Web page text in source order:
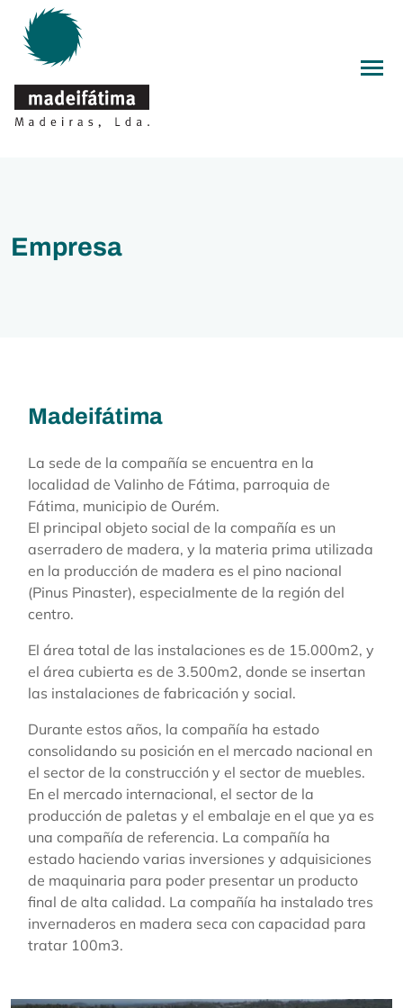
Empresa
Madeifátima
La sede de la compañía se encuentra en la
localidad de Valinho de Fátima, parroquia de
Fátima, municipio de Ourém.
El principal objeto social de la compañía es un
aserradero de madera, y la materia prima utilizada
en la producción de madera es el pino nacional
(Pinus Pinaster), especialmente de la región del
centro.
El área total de las instalaciones es de 15.000m2, y
el área cubierta es de 3.500m2, donde se insertan
las instalaciones de fabricación y social.
Durante estos años, la compañía ha estado
consolidando su posición en el mercado nacional en
el sector de la construcción y el sector de muebles.
En el mercado internacional, el sector de la
producción de paletas y el embalaje en el que ya es
una compañía de referencia. La compañía ha
estado haciendo varias inversiones y adquisiciones
de maquinaria para poder presentar un producto
final de alta calidad. La compañía ha instalado tres
invernaderos en madera seca con capacidad para
tratar 100m3.